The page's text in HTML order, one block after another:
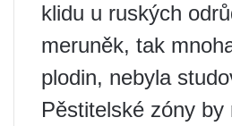
klidu u ruských
meruněk, tak
plodin, nebyla
Pěstitelské zóny by